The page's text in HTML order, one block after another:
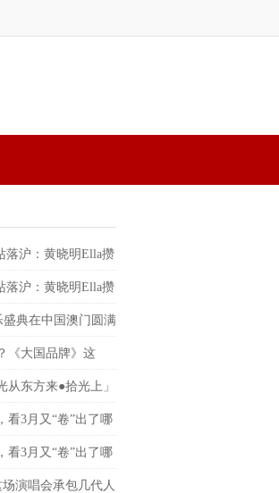
落沪：黄晓明Ella攒
间的晚风
落沪：黄晓明Ella攒
间的晚风
典在中国澳门圆满
、BILLKIN、PP
《大国品牌》这
家“集体破防”
东方来●拾光上」
看3月又“卷”出了哪
看3月又“卷”出了哪
演唱会承包几代人